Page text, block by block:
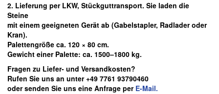
2. Lieferung per LKW, Stückguttransport. Sie laden die
Steine
mit einem geeigneten Gerät ab (Gabelstapler, Radlader oder
Kran).
Palettengröße ca. 120 × 80 cm.
Gewicht einer Palette: ca. 1500–1800 kg.
Fragen zu Liefer- und Versandkosten?
Rufen Sie uns an unter +49 7761 93790460
oder senden Sie uns eine Anfrage per E-Mail.